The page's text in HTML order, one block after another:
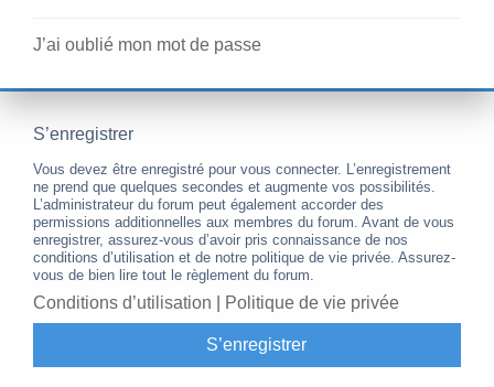
J’ai oublié mon mot de passe
S’enregistrer
Vous devez être enregistré pour vous connecter. L’enregistrement
ne prend que quelques secondes et augmente vos possibilités.
L’administrateur du forum peut également accorder des
permissions additionnelles aux membres du forum. Avant de vous
enregistrer, assurez-vous d’avoir pris connaissance de nos
conditions d’utilisation et de notre politique de vie privée. Assurez-
vous de bien lire tout le règlement du forum.
Conditions d’utilisation Politique de vie privée
S’enregistrer